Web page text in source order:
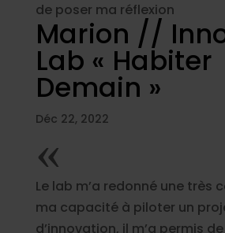
de poser ma réflexion
Marion //
Lab « Habiter
Demain »
Déc 22, 2022
«
Le lab m’a redonné une très
ma capacité à piloter un
d’innovation, il m’a permis